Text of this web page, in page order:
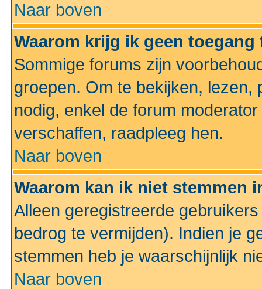
Naar boven
Waarom krijg ik geen
Sommige forums zijn
groepen. Om te bekijken, lezen,
nodig, enkel de forum
verschaffen, raadpleeg hen.
Naar boven
Waarom kan ik niet stemmen
Alleen geregistreerde
bedrog te vermijden). Indien je
stemmen heb je waarschijnlijk
Naar boven